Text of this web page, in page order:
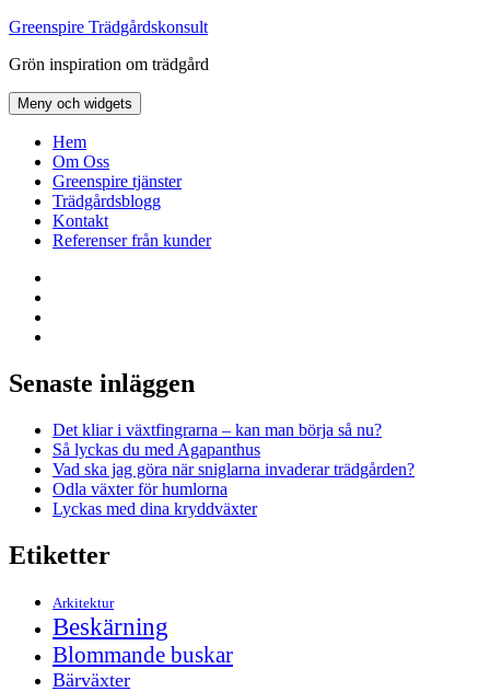
Hoppa
innehåll
Greenspire Trädgårdskonsult
Grön inspiration om trädgård
Meny och widgets
Hem
Om Oss
Greenspire tjänster
Trädgårdsblogg
Kontakt
Referenser från kunder
Senaste inläggen
Det kliar i växtfingrarna – kan man börja så nu?
Så lyckas du med Agapanthus
Vad ska jag göra när sniglarna invaderar trädgården?
Odla växter för humlorna
Lyckas med dina kryddväxter
Etiketter
Arkitektur
Beskärning
Blommande buskar
Bärväxter